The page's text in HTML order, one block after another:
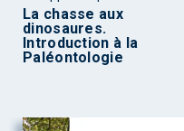
La chasse aux
dinosaures.
Introduction à la
Paléontologie